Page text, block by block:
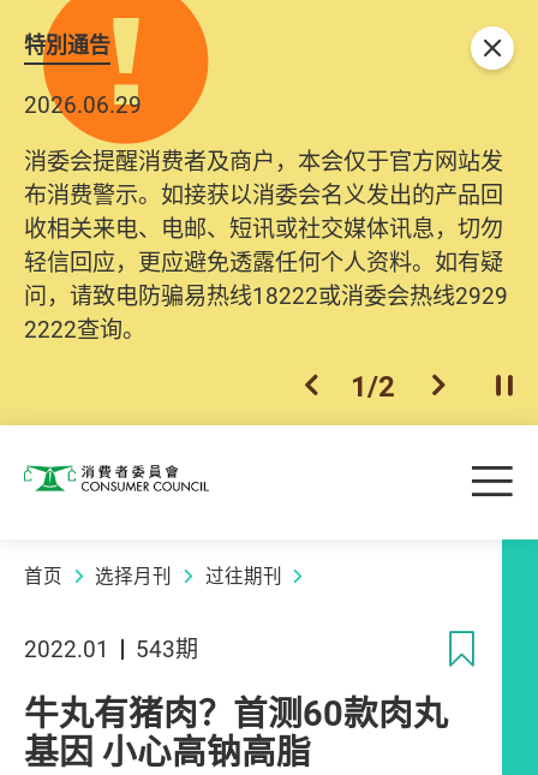
特別通告
2026.06.29
消委会提醒消费者及商户，本会仅于官方网站发
布消费警示。如接获以消委会名义发出的产品回
收相关来电、电邮、短讯或社交媒体讯息，切勿
轻信回应，更应避免透露任何个人资料。如有疑
问，请致电防骗易热线18222或消委会热线2929
2222查询。
上一个
1/2 下一个开
关闭
消费者委员会 目
首页 选择月刊 过往期刊
2022.01 543期
牛丸有猪肉？首测60款肉丸
基因 小心高钠高脂